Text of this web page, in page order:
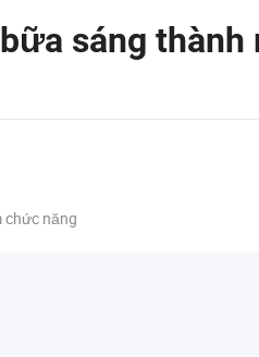
sáng
năng